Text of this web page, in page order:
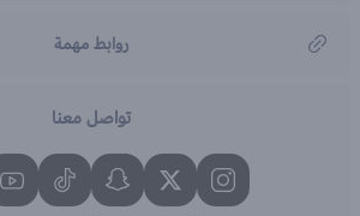
روابط مهمة
تواصل معنا